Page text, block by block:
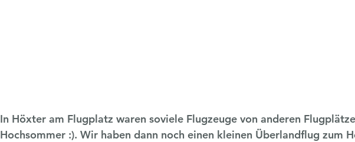
In Höxter am Flugplatz waren soviele Flugzeuge von anderen
Hochsommer :). Wir haben dann noch einen kleinen Überlandflug zum